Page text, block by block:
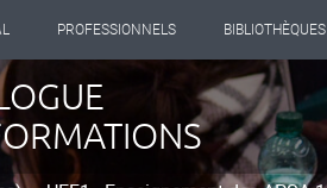
PROFESSIONNELS BIBLIOTHÈQUES